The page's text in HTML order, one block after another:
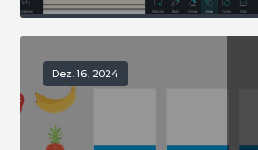
Dez. 16, 2024